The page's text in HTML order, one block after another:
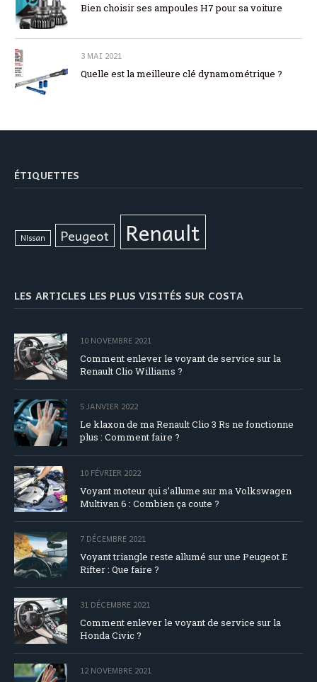
Bien choisir ses ampoules H7 pour sa voiture
3 MAI 2021
Quelle est la meilleure clé dynamométrique ?
ÉTIQUETTES
Nissan Peugeot Renault
LES ARTICLES LES PLUS VISITÉS SUR COSTA
10 NOVEMBRE 2021
Comment enlever le voyant de service sur la
Renault Clio Williams ?
5 JANVIER 2022
Le klaxon de ma Renault Clio 3 Rs ne fonctionne
plus : Comment faire ?
10 FÉVRIER 2022
Voyant moteur qui s’allume sur ma Volkswagen
Multivan 6 : Combien ça coute ?
7 DÉCEMBRE 2021
Voyant triangle reste allumé sur une Peugeot E
Rifter : Que faire ?
31 DÉCEMBRE 2021
Comment enlever le voyant de service sur la
Honda Civic ?
12 NOVEMBRE 2021